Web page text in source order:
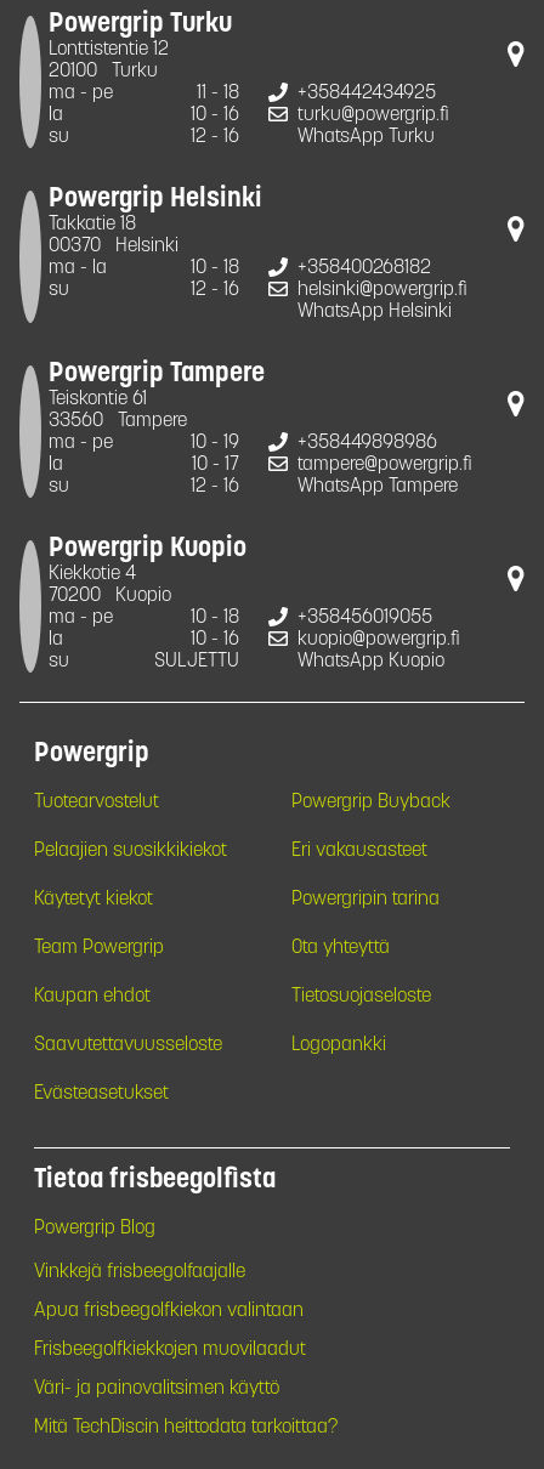
Powergrip Turku
Lonttistentie 12
20100
Turku
ma - pe
11 - 18
la
10 - 16
su
12 - 16
+358442434925
turku@powergrip.fi
WhatsApp Turku
Powergrip Helsinki
Takkatie 18
00370
Helsinki
ma - la
10 - 18
su
12 - 16
+358400268182
helsinki@powergrip.fi
WhatsApp Helsinki
Powergrip Tampere
Teiskontie 61
33560
Tampere
ma - pe
10 - 19
la
10 - 17
su
12 - 16
+358449898986
tampere@powergrip.fi
WhatsApp Tampere
Powergrip Kuopio
Kiekkotie 4
70200
Kuopio
ma - pe
10 - 18
la
10 - 16
su
SULJETTU
+358456019055
kuopio@powergrip.fi
WhatsApp Kuopio
Powergrip
Tuotearvostelut Powergrip Buyback
Pelaajien suosikkikiekot Eri vakausasteet
Käytetyt kiekot Powergripin tarina
Team Powergrip Ota yhteyttä
Kaupan ehdot Tietosuojaseloste
Saavutettavuusseloste Logopankki
Evästeasetukset
Tietoa frisbeegolfista
Powergrip Blog
Vinkkejä frisbeegolfaajalle
Apua frisbeegolfkiekon valintaan
Frisbeegolfkiekkojen muovilaadut
Väri- ja painovalitsimen käyttö
Mitä TechDiscin heittodata tarkoittaa?